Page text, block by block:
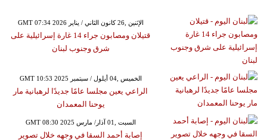
GMT 07:34 2026 الإثنين ,26 كانون الثاني / يناير
قتيلان ومصابون جراء 14 غارة إسرائيلية على
شرق وجنوب لبنان
GMT 10:53 2025 الخميس ,04 أيلول / سبتمبر
الراعي يعين مجلسا عامًا جديدًا لرهبانية مار
يوحنا المعمدان
GMT 08:30 2025 السبت ,01 آذار/ مارس
إصابة أحمد السقا في وجهه خلال تصوير